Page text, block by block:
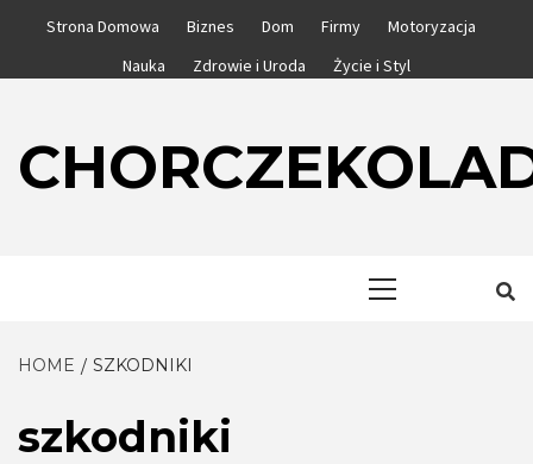
Strona Domowa Biznes Dom Firmy
Motoryzacja
Nauka
Zdrowie i Uroda Życie i Styl
HOME SZKODNIKI
szkodniki